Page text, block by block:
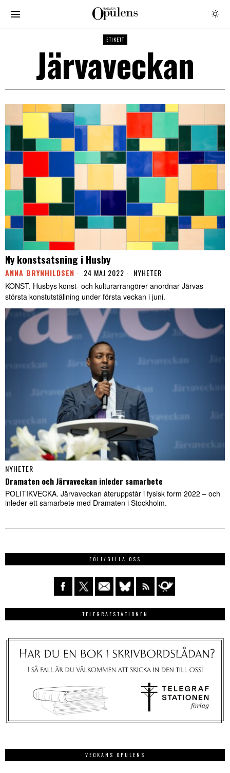
ETIKETT
Järvaveckan
Ny konstsatsning i Husby
ANNA BRYNHILDSEN 24 MAJ 2022 NYHETER
KONST. Husbys konst- och kulturarrangörer anordnar Järvas
största konstutställning under första veckan i juni.
NYHETER
Dramaten och Järvaveckan inleder samarbete
POLITIKVECKA. Järvaveckan återuppstår i fysisk form 2022 – och
inleder ett samarbete med Dramaten i Stockholm.
FÖLJ/GILLA OSS
TELEGRAFSTATIONEN
VECKANS OPULENS